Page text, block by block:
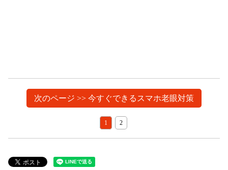
次のページ >> 今すぐできるスマホ老眼対策
1 2